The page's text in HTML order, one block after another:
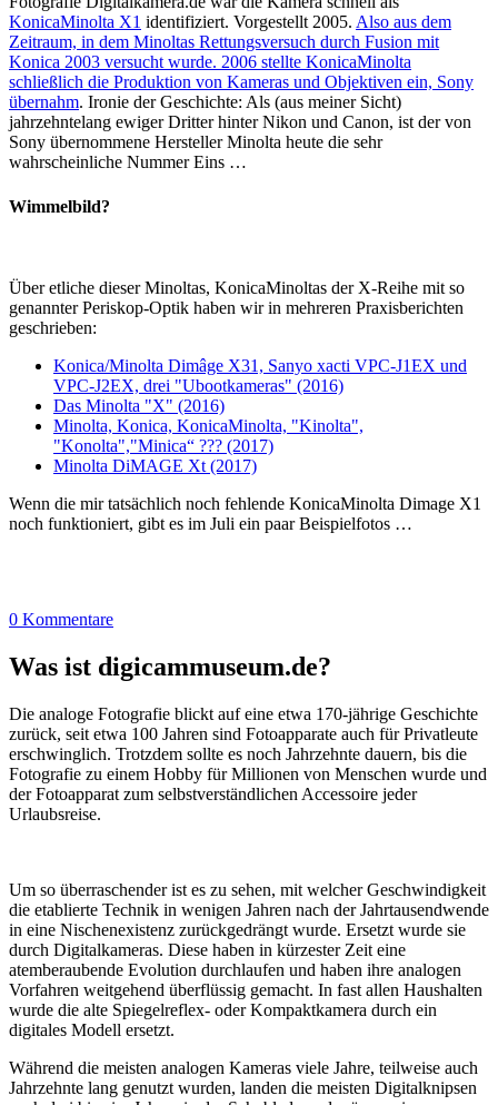
KonicaMinolta X1 identifiziert. Vorgestellt 2005. Also aus dem
Zeitraum, in dem Minoltas Rettungsversuch durch Fusion mit
Konica 2003 versucht wurde. 2006 stellte KonicaMinolta
schließlich die Produktion von Kameras und Objektiven ein, Sony
übernahm. Ironie der Geschichte: Als (aus meiner Sicht)
jahrzehntelang ewiger Dritter hinter Nikon und Canon, ist der von
Sony übernommene Hersteller Minolta heute die sehr
wahrscheinliche Nummer Eins …
Wimmelbild?
Über etliche dieser Minoltas, KonicaMinoltas der X-Reihe mit so
genannter Periskop-Optik haben wir in mehreren Praxisberichten
geschrieben:
Konica/Minolta Dimâge X31, Sanyo xacti VPC-J1EX und
VPC-J2EX, drei "Ubootkameras" (2016)
Das Minolta "X" (2016)
Minolta, Konica, KonicaMinolta, "Kinolta",
"Konolta","Minica“ ??? (2017)
Minolta DiMAGE Xt (2017)
Wenn die mir tatsächlich noch fehlende KonicaMinolta Dimage X1
noch funktioniert, gibt es im Juli ein paar Beispielfotos …
0 Kommentare
Was ist digicammuseum.de?
Die analoge Fotografie blickt auf eine etwa 170-jährige Geschichte
zurück, seit etwa 100 Jahren sind Fotoapparate auch für Privatleute
erschwinglich. Trotzdem sollte es noch Jahrzehnte dauern, bis die
Fotografie zu einem Hobby für Millionen von Menschen wurde und
der Fotoapparat zum selbstverständlichen Accessoire jeder
Urlaubsreise.
Um so überraschender ist es zu sehen, mit welcher Geschwindigkeit
die etablierte Technik in wenigen Jahren nach der Jahrtausendwende
in eine Nischenexistenz zurückgedrängt wurde. Ersetzt wurde sie
durch Digitalkameras. Diese haben in kürzester Zeit eine
atemberaubende Evolution durchlaufen und haben ihre analogen
Vorfahren weitgehend überflüssig gemacht. In fast allen Haushalten
wurde die alte Spiegelreflex- oder Kompaktkamera durch ein
digitales Modell ersetzt.
Während die meisten analogen Kameras viele Jahre, teilweise auch
Jahrzehnte lang genutzt wurden, landen die meisten Digitalknipsen